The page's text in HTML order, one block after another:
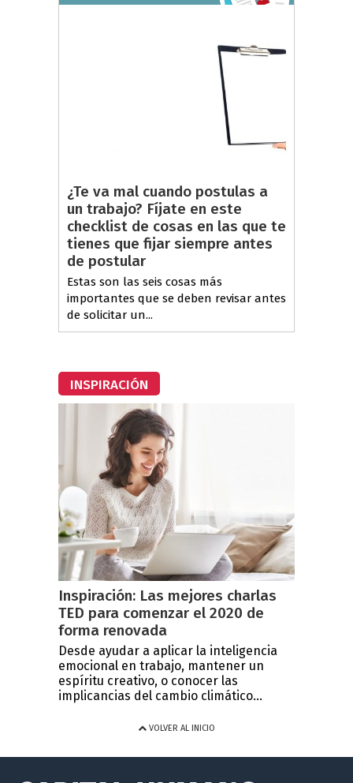
¿Te va mal cuando postulas a
un trabajo? Fíjate en este
checklist de cosas en las que te
tienes que fijar siempre antes
de postular
Estas son las seis cosas más
importantes que se deben revisar antes
de solicitar un...
INSPIRACIÓN
Inspiración: Las mejores charlas
TED para comenzar el 2020 de
forma renovada
Desde ayudar a aplicar la inteligencia
emocional en trabajo, mantener un
espíritu creativo, o conocer las
implicancias del cambio climático...
VOLVER AL INICIO